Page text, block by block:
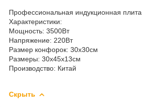
Профессиональная индукционная плита
Характеристики:
Мощность: 3500Вт
Напряжение: 220Вт
Размер конфорок: 30х30см
Размеры: 30х45х13см
Производство: Китай
Скрыть